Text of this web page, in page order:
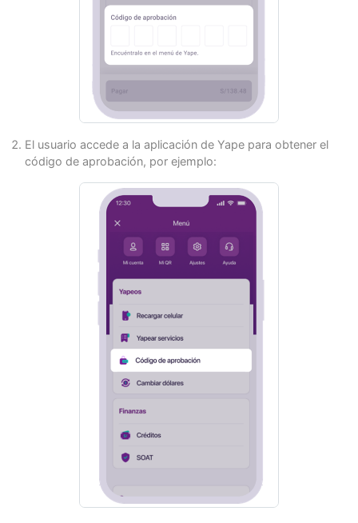
El usuario accede a la aplicación de Yape para obtener el
código de aprobación, por ejemplo: